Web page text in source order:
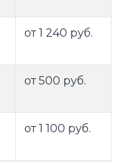
от 1 240 руб.
от 500 руб.
от 1 100 руб.